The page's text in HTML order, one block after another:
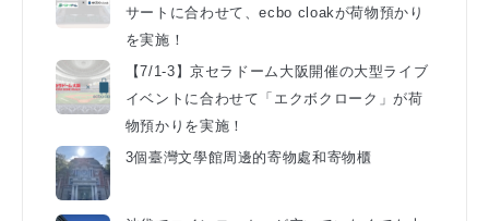
サートに合わせて、ecbo cloakが荷物預かり
を実施！
【7/1-3】京セラドーム大阪開催の大型ライブ
イベントに合わせて「エクボクローク」が荷
物預かりを実施！
3個臺灣文學館周邊的寄物處和寄物櫃